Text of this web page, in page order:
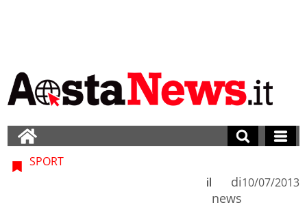
SPORT
di
news
il 10/07/2013